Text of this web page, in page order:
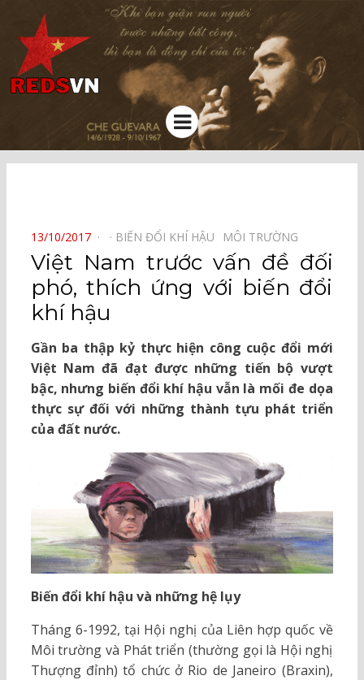
Kênh chia sẻ tri thức cộng đồng
Menu
POSTED
ON
13/10/2017 BIẾN ĐỔI KHÍ HẬU⠀ MÔI TRƯỜNG⠀
Việt Nam trước vấn đề đối
phó, thích ứng với biến đổi
khí hậu
Gần ba thập kỷ thực hiện công cuộc đổi mới
Việt Nam đã đạt được những tiến bộ vượt
bậc, nhưng biến đổi khí hậu vẫn là mối đe dọa
thực sự đối với những thành tựu phát triển
của đất nước.
Biến đổi khí hậu và những hệ lụy
Tháng 6-1992, tại Hội nghị của Liên hợp quốc về
Môi trường và Phát triển (thường gọi là Hội nghị
Thượng đỉnh) tổ chức ở Rio de Janeiro (Braxin),